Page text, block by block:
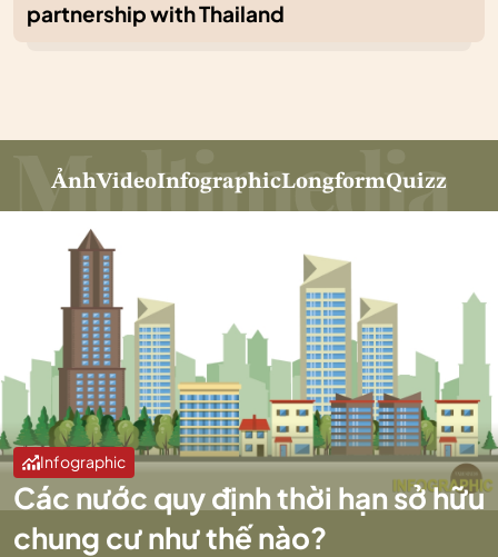
partnership with Thailand
ẢnhVideoInfographicLongformQuizz
Infographic
Các nước quy định thời hạn sở hữu
chung cư như thế nào?